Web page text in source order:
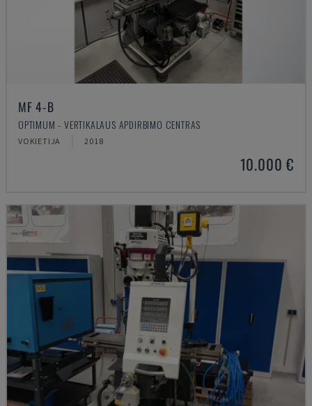
MF 4-B
OPTIMUM - VERTIKALAUS APDIRBIMO CENTRAS
VOKIETIJA 2018
10.000 €